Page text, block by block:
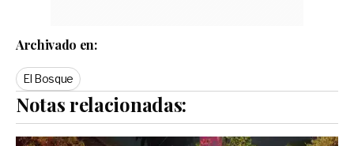
Archivado en:
El Bosque
Notas relacionadas: